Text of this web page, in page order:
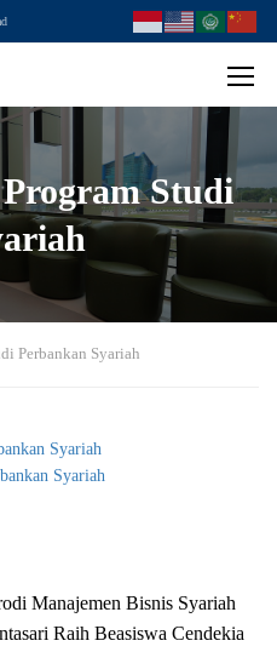
Studi
Perbankan Syariah
Syariah
Syariah
Manajemen Bisnis Syariah
Raih Beasiswa Cendekia